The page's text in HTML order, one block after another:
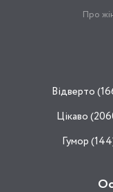
Про
Відвертo
Цікаво
Гумор